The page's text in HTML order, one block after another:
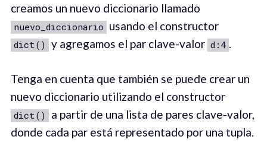
creamos un nuevo diccionario llamado
nuevo_diccionario usando el constructor
dict() y agregamos el par clave-valor d:4 .
Tenga en cuenta que también se puede crear un
nuevo diccionario utilizando el constructor
dict() a partir de una lista de pares clave-valor,
donde cada par está representado por una tupla.